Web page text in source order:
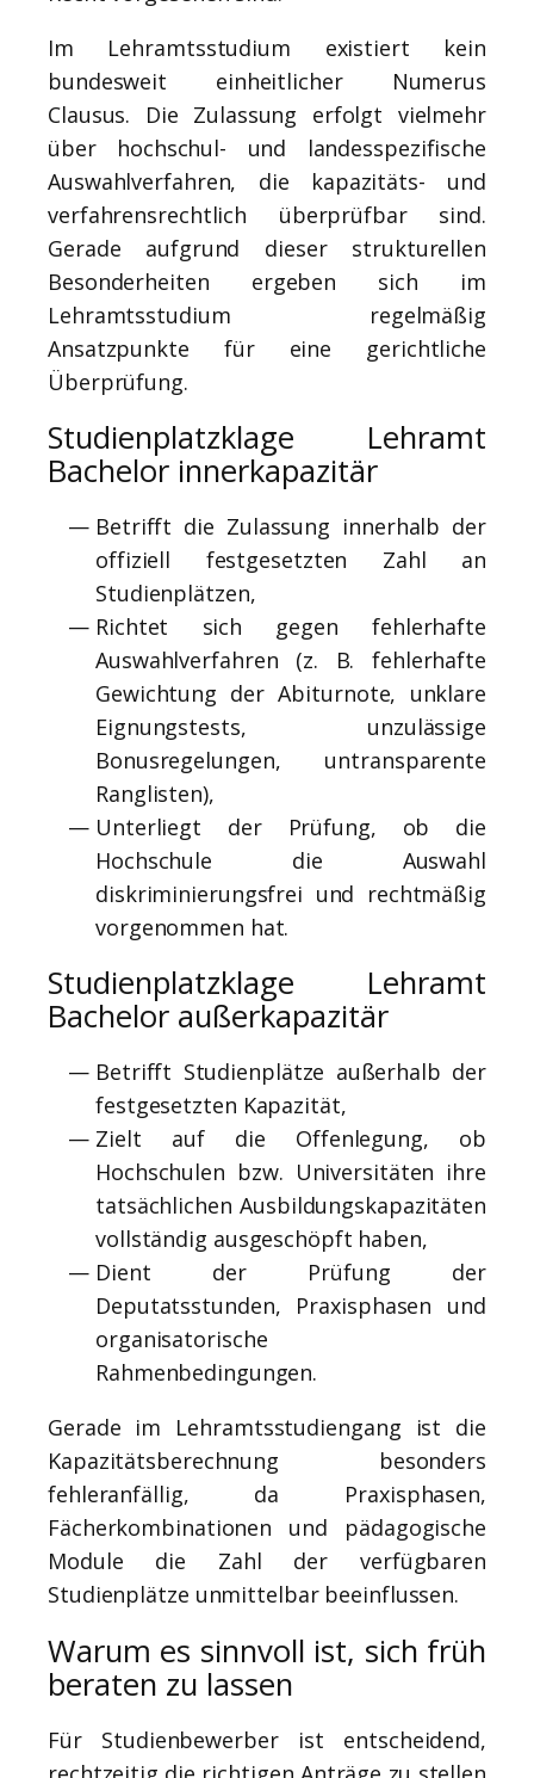
Im Lehramtsstudium existiert kein
bundesweit einheitlicher Numerus
Clausus. Die Zulassung erfolgt vielmehr
über hochschul- und landesspezifische
Auswahlverfahren, die kapazitäts- und
verfahrensrechtlich überprüfbar sind.
Gerade aufgrund dieser strukturellen
Besonderheiten ergeben sich im
Lehramtsstudium regelmäßig
Ansatzpunkte für eine gerichtliche
Überprüfung.
Studienplatzklage Lehramt
Bachelor innerkapazitär
Betrifft die Zulassung innerhalb der
offiziell festgesetzten Zahl an
Studienplätzen,
Richtet sich gegen fehlerhafte
Auswahlverfahren (z. B. fehlerhafte
Gewichtung der Abiturnote, unklare
Eignungstests, unzulässige
Bonusregelungen, untransparente
Ranglisten),
Unterliegt der Prüfung, ob die
Hochschule die Auswahl
diskriminierungsfrei und rechtmäßig
vorgenommen hat.
Studienplatzklage Lehramt
Bachelor außerkapazitär
Betrifft Studienplätze außerhalb der
festgesetzten Kapazität,
Zielt auf die Offenlegung, ob
Hochschulen bzw. Universitäten ihre
tatsächlichen Ausbildungskapazitäten
vollständig ausgeschöpft haben,
Dient der Prüfung der
Deputatsstunden, Praxisphasen und
organisatorische
Rahmenbedingungen.
Gerade im Lehramtsstudiengang ist die
Kapazitätsberechnung besonders
fehleranfällig, da Praxisphasen,
Fächerkombinationen und pädagogische
Module die Zahl der verfügbaren
Studienplätze unmittelbar beeinflussen.
Warum es sinnvoll ist, sich früh
beraten zu lassen
Für Studienbewerber ist entscheidend,